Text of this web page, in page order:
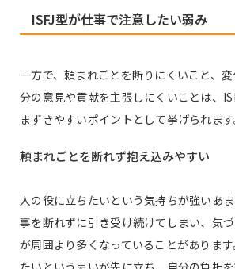
ISFJ型が仕事で注意したい弱み
一方で、頼まれごとを断りにくいこと、
分の意見や貢献を主張しにくいことは、
まずきやすいポイントとして挙げられます
頼まれごとを断れず抱え込みやすい
人の役に立ちたいという気持ちが強いあ
事を断れずに引き受け続けてしまい、気
が周囲より多くなっていることがありま